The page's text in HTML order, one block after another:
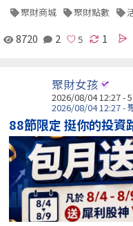
聚財商城 聚財點數
8720 2 1
聚財女孩
2026/08/04 12:27 -
2026/08/04 12:27 -
88節限定 挺你的投資